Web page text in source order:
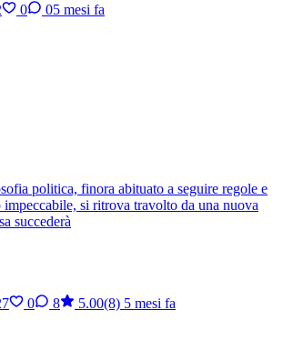
0 05 mesi fa
politica, finora abituato a seguire regole e
si ritrova travolto da una nuova
succederà
0 8 5.00(8) 5 mesi fa